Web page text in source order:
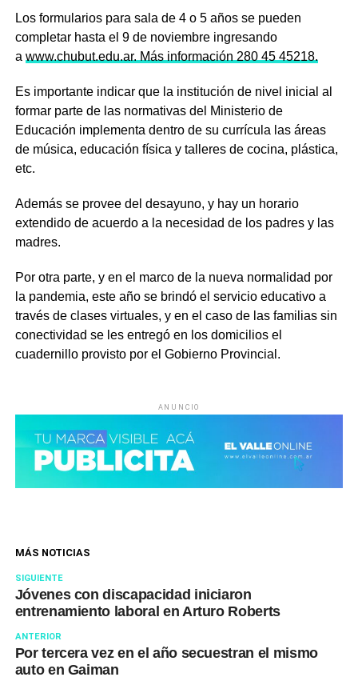
Los formularios para sala de 4 o 5 años se pueden
completar hasta el 9 de noviembre ingresando
a www.chubut.edu.ar. Más información 280 45 45218.
Es importante indicar que la institución de nivel inicial al
formar parte de las normativas del Ministerio de
Educación implementa dentro de su currícula las áreas
de música, educación física y talleres de cocina, plástica,
etc.
Además se provee del desayuno, y hay un horario
extendido de acuerdo a la necesidad de los padres y las
madres.
Por otra parte, y en el marco de la nueva normalidad por
la pandemia, este año se brindó el servicio educativo a
través de clases virtuales, y en el caso de las familias sin
conectividad se les entregó en los domicilios el
cuadernillo provisto por el Gobierno Provincial.
ANUNCIO
MÁS NOTICIAS
SIGUIENTE
Jóvenes con discapacidad iniciaron
entrenamiento laboral en Arturo Roberts
ANTERIOR
Por tercera vez en el año secuestran el mismo
auto en Gaiman